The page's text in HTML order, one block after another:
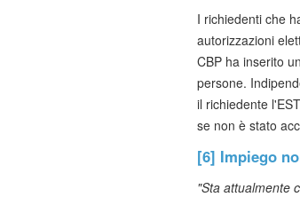
I richiedenti che
autorizzazioni
CBP ha inserito
persone.
il richiedente
se non è stato
[6] Impiego
"Sta attualmente